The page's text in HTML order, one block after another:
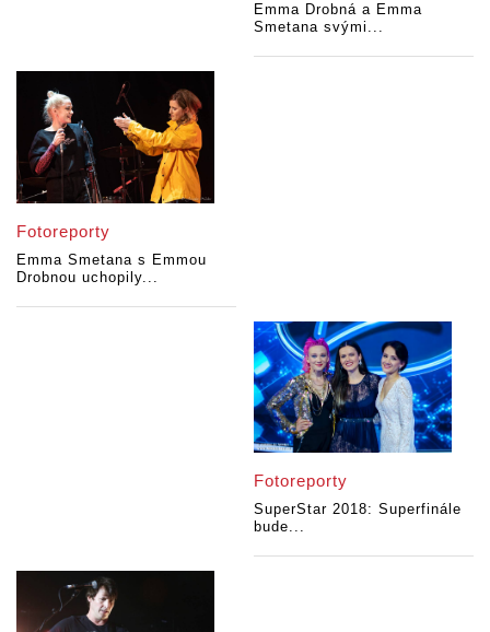
Emma Drobná a Emma
Smetana svými...
Fotoreporty
Emma Smetana s Emmou
Drobnou uchopily...
Fotoreporty
SuperStar 2018: Superfinále
bude...